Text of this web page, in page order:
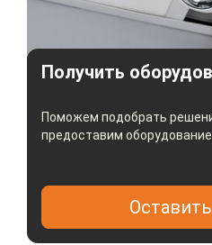
Получить
Поможем подобрать
предоставим